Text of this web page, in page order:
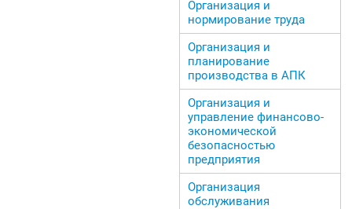
Организация и
нормирование труда
Организация и
планирование
производства в АПК
Организация и
управление финансово-
экономической
безопасностью
предприятия
Организация
обслуживания